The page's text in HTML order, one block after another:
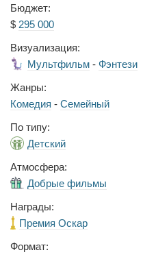
Бюджет:
$ 295 000
Визуализация:
Мультфильм - Фэнтези
Жанры:
Комедия - Семейный
По типу:
Детский
Атмосфера:
Добрые фильмы
Награды:
Премия Оскар
Формат: